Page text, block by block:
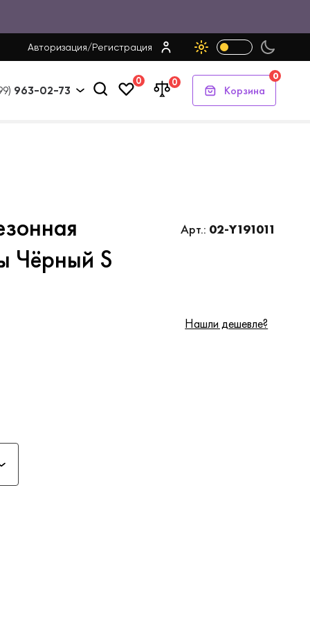
Авторизация/Регистрация
963-02-73
0 0
Корзина
0
Чёрный S
Арт.: 02-Y191011
Нашли дешевле?